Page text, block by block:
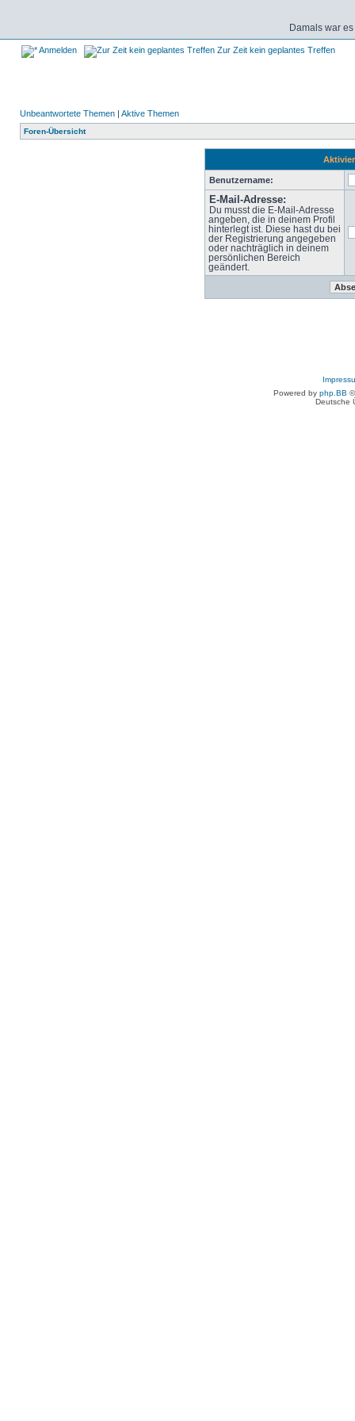
Damals war
Anmelden Zur Zeit kein geplantes Treffen
Unbeantwortete Themen | Aktive Themen
Foren-Übersicht
Benutzername:
E-Mail-Adresse:
Du musst die E-Mail-Adresse
angeben, die in deinem Profil
hinterlegt ist. Diese hast du bei
der Registrierung angegeben
oder nachträglich in deinem
persönlichen Bereich
geändert.
Powered by php.BB
Deutsche